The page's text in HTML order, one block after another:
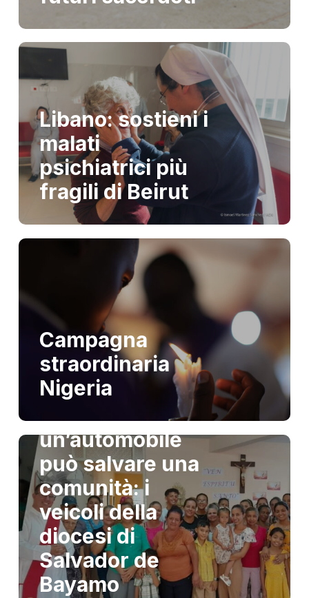
Libano: sostieni i
malati
psichiatrici più
fragili di Beirut
Campagna
straordinaria
Nigeria
Cuba, quando
un’automobile
può salvare una
comunità: i
veicoli della
diocesi di
Salvador de
Bayamo